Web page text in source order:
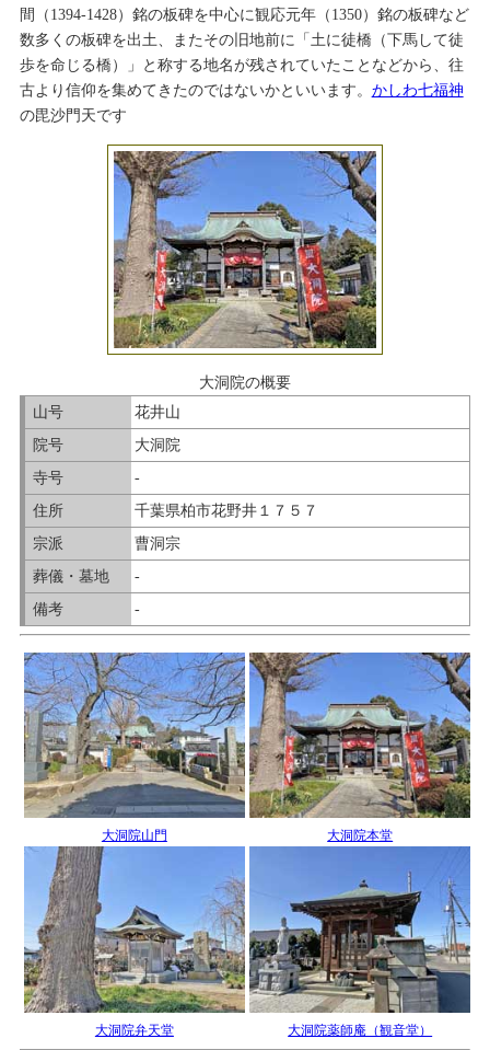
間（1394-1428）銘の板碑を中心に観応元年（1350）銘の板碑など
数多くの板碑を出土、またその旧地前に「土に徒橋（下馬して徒
歩を命じる橋）」と称する地名が残されていたことなどから、往
古より信仰を集めてきたのではないかといいます。 かしわ七福神
の毘沙門天です
大洞院の概要
山号
花井山
院号
大洞院
寺号
-
住所
千葉県柏市花野井１７５７
宗派
曹洞宗
葬儀・墓地
-
備考
-
大洞院山門 大洞院本堂
大洞院弁天堂 大洞院薬師庵（観音堂）